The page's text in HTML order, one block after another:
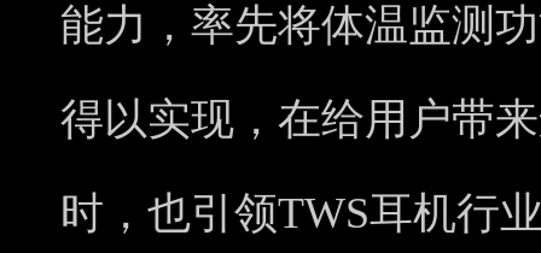
能力，率先将体温监测
得以实现，在给用户带
时，也引领TWS耳机行